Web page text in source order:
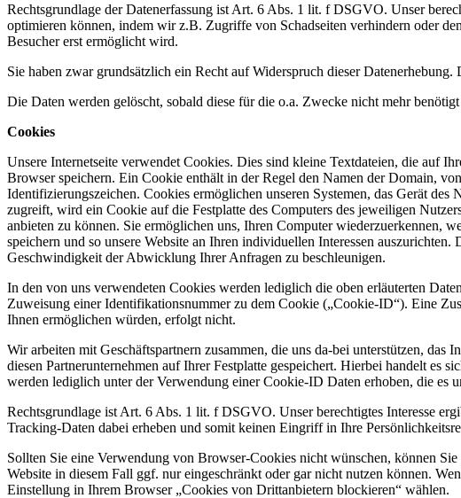
Rechtsgrundlage der Datenerfassung ist Art. 6 Abs. 1 lit. f DSGVO. Unser
optimieren können, indem wir z.B. Zugriffe von Schadseiten verhindern oder
Besucher erst ermöglicht wird.
Sie haben zwar grundsätzlich ein Recht auf Widerspruch dieser
Die Daten werden gelöscht, sobald diese für die o.a. Zwecke nicht mehr
Cookies
Unsere Internetseite verwendet Cookies. Dies sind kleine Textdateien, die auf
Browser speichern. Ein Cookie enthält in der Regel den Namen der Domain,
Identifizierungszeichen. Cookies ermöglichen unseren Systemen, das Gerät
zugreift, wird ein Cookie auf die Festplatte des Computers des jeweiligen
anbieten zu können. Sie ermöglichen uns, Ihren Computer wiederzuerkennen,
speichern und so unsere Website an Ihren individuellen Interessen
Geschwindigkeit der Abwicklung Ihrer Anfragen zu beschleunigen.
In den von uns verwendeten Cookies werden lediglich die oben erläuterten
Zuweisung einer Identifikationsnummer zu dem Cookie („Cookie-ID“). Eine
Ihnen ermöglichen würden, erfolgt nicht.
Wir arbeiten mit Geschäftspartnern zusammen, die uns da-bei unterstützen, das
diesen Partnerunternehmen auf Ihrer Festplatte gespeichert. Hierbei handelt es
werden lediglich unter der Verwendung einer Cookie-ID Daten erhoben, die es
Rechtsgrundlage ist Art. 6 Abs. 1 lit. f DSGVO. Unser berechtigtes Interesse
Tracking-Daten dabei erheben und somit keinen Eingriff in Ihre
Sollten Sie eine Verwendung von Browser-Cookies nicht wünschen, können
Website in diesem Fall ggf. nur eingeschränkt oder gar nicht nutzen können.
Einstellung in Ihrem Browser „Cookies von Drittanbietern blockieren“ wählen.